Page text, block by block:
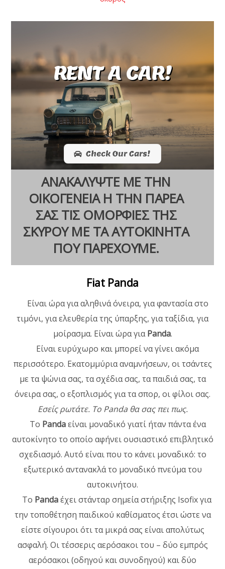
RENT A CAR!
Check Our Cars!
ΑΝΑΚΑΛΥΨΤΕ ΜΕ ΤΗΝ
ΟΙΚΟΓΕΝΕΙΑ Η ΤΗΝ ΠΑΡΕΑ
ΣΑΣ ΤΙΣ ΟΜΟΡΦΙΕΣ ΤΗΣ
ΣΚΥΡΟΥ ΜΕ ΤΑ ΑΥΤΟΚΙΝΗΤΑ
ΠΟΥ ΠΑΡΕΧΟΥΜΕ.
Fiat Panda
Είναι ώρα για αληθινά όνειρα, για φαντασία στο
τιμόνι, για ελευθερία της ύπαρξης, για ταξίδια, για
μοίρασμα. Είναι ώρα γιαPanda.
Είναι ευρύχωρο και μπορεί να γίνει ακόμα
περισσότερο. Εκατομμύρια αναμνήσεων, οι τσάντες
με τα ψώνια σας, τα σχέδια σας, τα παιδιά σας, τα
όνειρα σας, ο εξοπλισμός για τα σπορ, οι φίλοι σας.
Εσείς ρωτάτε. Το Panda θα σας πει πως.
Το Pandaείναι μοναδικό γιατί ήταν πάντα ένα
αυτοκίνητο το οποίο αφήνει ουσιαστικό επιβλητικό
σχεδιασμό. Αυτό είναι που το κάνει μοναδικό: το
εξωτερικό αντανακλά το μοναδικό πνεύμα του
αυτοκινήτου.
Το Pandaέχει στάνταρ σημεία στήριξης Isofix για
την τοποθέτηση παιδικού καθίσματος έτσι ώστε να
είστε σίγουροι ότι τα μικρά σας είναι απολύτως
ασφαλή. Οι τέσσερις αερόσακοι του – δύο εμπρός
αερόσακοι (οδηγού και συνοδηγού) και δύο